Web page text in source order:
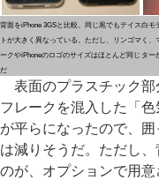
背面をiPhone 3GSと比較。同じ黒でもテイス
トが大きく異なっている。ただし、リンゴマ
ークやiPhoneのロゴのサイズはほとんど同じ
だ
白モ
く、
ター
表面のプラスチック部
フレークを混入した「
が平らになったので、
は減りそうだ。ただし
のが、オプションで用意